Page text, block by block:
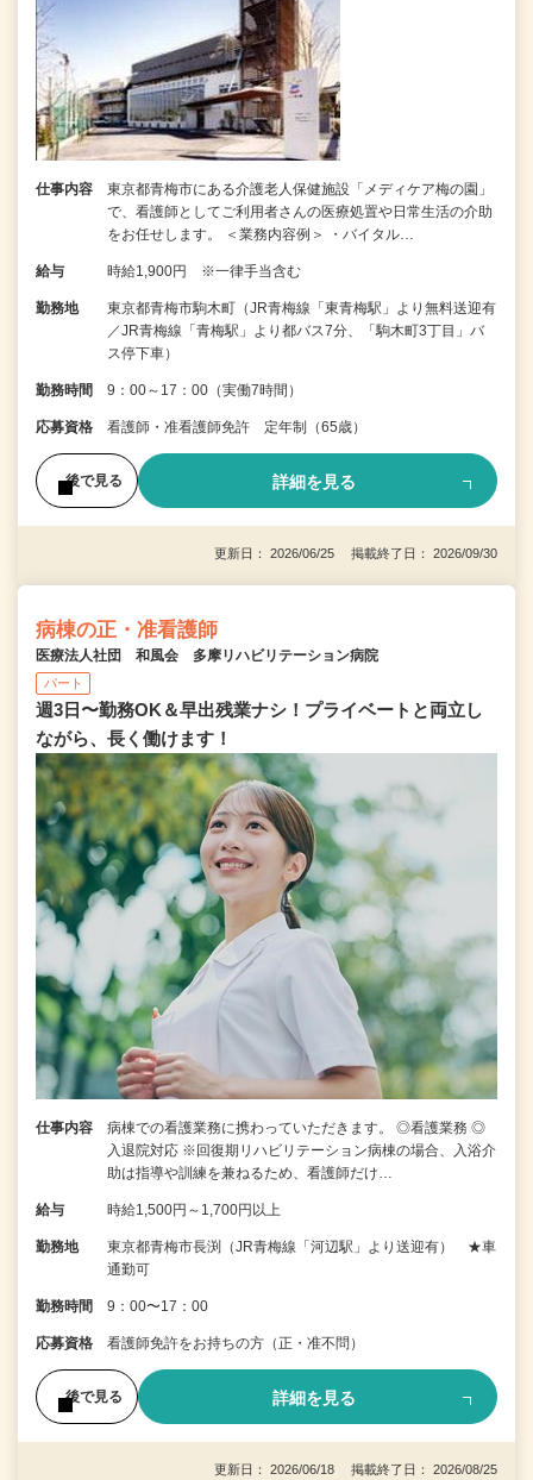
仕事内容
東京都青梅市にある介護老人保健施設「メディケア梅の園」
で、看護師としてご利用者さんの医療処置や日常生活の介助
をお任せします。 ＜業務内容例＞ ・バイタル…
給与 時給1,900円 ※一律手当含む
勤務地
東京都青梅市駒木町（JR青梅線「東青梅駅」より無料送迎有
／JR青梅線「青梅駅」より都バス7分、「駒木町3丁目」バ
ス停下車）
勤務時間 9：00～17：00（実働7時間）
応募資格 看護師・准看護師免許 定年制（65歳）
後で見る 詳細を見る
更新日： 2026/06/25 掲載終了日： 2026/09/30
病棟の正・准看護師
医療法人社団 和風会 多摩リハビリテーション病院
パート
週3日〜勤務OK＆早出残業ナシ！プライベートと両立し
ながら、長く働けます！
仕事内容
病棟での看護業務に携わっていただきます。 ◎看護業務 ◎
入退院対応 ※回復期リハビリテーション病棟の場合、入浴介
助は指導や訓練を兼ねるため、看護師だけ…
給与 時給1,500円～1,700円以上
勤務地
東京都青梅市長渕（JR青梅線「河辺駅」より送迎有） ★車
通勤可
勤務時間 9：00〜17：00
応募資格 看護師免許をお持ちの方（正・准不問）
後で見る 詳細を見る
更新日： 2026/06/18 掲載終了日： 2026/08/25